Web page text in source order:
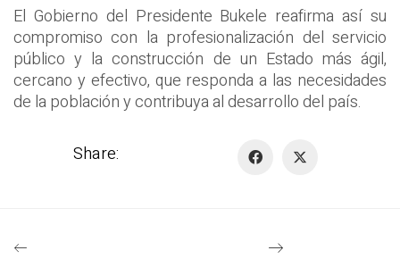
El Gobierno del Presidente Bukele reafirma así su
compromiso con la profesionalización del servicio
público y la construcción de un Estado más ágil,
cercano y efectivo, que responda a las necesidades
de la población y contribuya al desarrollo del país.
Share: